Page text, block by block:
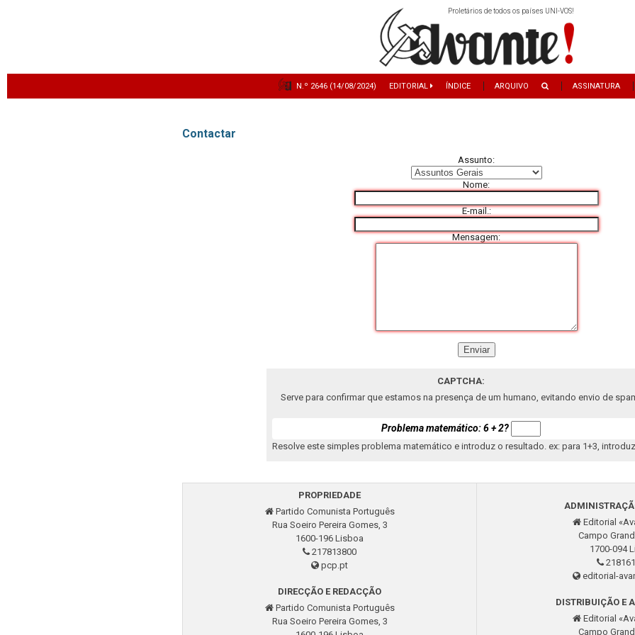
Proletários de todos os países UNI-VOS!
N.º 2646 (14/08/2024) EDITORIAL ÍNDICE ARQUIVO ASSINATURA
Contactar
As­sunto:
Nome:
E-mail.:
Men­sagem:
CAPTCHA:
Serve para con­firmar que es­tamos na pre­sença de um hu­mano, evi­tando envio de
Pro­blema ma­te­má­tico: 6 + 2?
Re­solve este sim­ples pro­blema ma­te­má­tico e in­troduz o re­sul­tado. ex: para 1+3,
PRO­PRI­E­DADE
Par­tido Co­mu­nista Por­tu­guês
Rua So­eiro Pe­reira Gomes, 3
1600-196 Lisboa
217813800
pcp.pt
DIRECÇÃO E REDACÇÃO
Par­tido Co­mu­nista Por­tu­guês
Rua So­eiro Pe­reira Gomes, 3
Edi­to­rial
Campo
1700-094
edi­to­rial-
DIS­TRIBUIÇÃO E
Edi­to­rial
Campo